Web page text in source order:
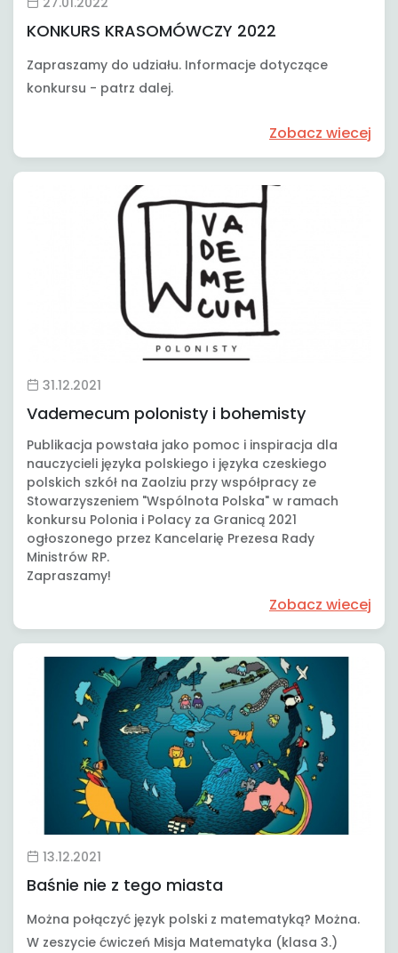
KONKURS KRASOMÓWCZY 2022
Zapraszamy do udziału. Informacje dotyczące
konkursu - patrz dalej.
Zobacz wiecej
31.12.2021
Vademecum polonisty i bohemisty
Publikacja powstała jako pomoc i inspiracja dla
nauczycieli języka polskiego i języka czeskiego
polskich szkół na Zaolziu przy współpracy ze
Stowarzyszeniem "Wspólnota Polska" w ramach
konkursu Polonia i Polacy za Granicą 2021
ogłoszonego przez Kancelarię Prezesa Rady
Ministrów RP.
Zapraszamy!
Zobacz wiecej
13.12.2021
Baśnie nie z tego miasta
Można połączyć język polski z matematyką? Można.
W zeszycie ćwiczeń Misja Matematyka (klasa 3.)